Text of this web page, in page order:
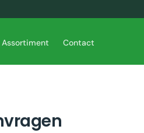
Assortiment Contact